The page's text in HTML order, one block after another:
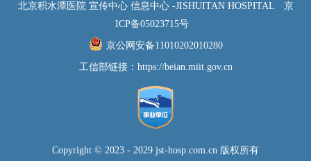
北京积水潭医院 宣传中心 信息中心 -JISHUITAN HOSPITAL
京
ICP备05023715号
京公网安备11010202010280
工信部链接： https://beian.miit.gov.cn
Copyright © 2023 - 2029 jst-hosp.com.cn 版权所有